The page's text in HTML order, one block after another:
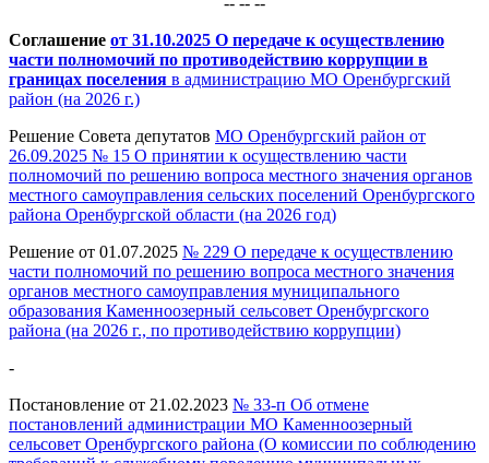
Соглашение от 31.10.2025 О передаче к осуществлению
части полномочий по противодействию коррупции в
границах поселения в администрацию МО Оренбургский
район (на 2026 г.)
Решение Совета депутатов МО Оренбургский район от
26.09.2025 № 15 О принятии к осуществлению части
полномочий по решению вопроса местного значения органов
местного самоуправления сельских поселений Оренбургского
района Оренбургской области (на 2026 год)
Решение от 01.07.2025 № 229 О передаче к осуществлению
части полномочий по решению вопроса местного значения
органов местного самоуправления муниципального
образования Каменноозерный сельсовет Оренбургского
района (на 2026 г., по противодействию коррупции)
-
Постановление от 21.02.2023 № 33-п Об отмене
постановлений администрации МО Каменноозерный
сельсовет Оренбургского района (О комиссии по соблюдению